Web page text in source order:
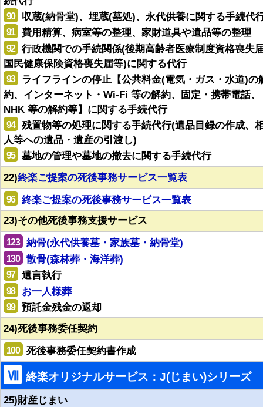
90 収蔵(納骨堂)、埋蔵(墓処)、永代供養に関する手続代
91 費用精算、病室等の整理、家財道具や遺品等の整理
92
行政機関での手続関係(後期高齢者医療制度資格喪失
国民健康保険資格喪失届等)に関する代行
93
ライフラインの停止【公共料金(電気・ガス・水道)の
約、インターネット・Wi-Fi 等の解約、固定・携帯電話、
NHK 等の解約等】に関する手続代行
94
残置物等の処理に関する手続代行(遺品目録の作成、
人等への遺品・遺産の引渡し)
95
墓地の管理や墓地の撤去に関する手続代行
22)終楽ご提案の死後事務サービス一覧表
96
終楽ご提案の死後事務サービス一覧表
23)その他死後事務支援サービス
123 納骨(永代供養墓・家族墓・納骨堂)
130 散骨(森林葬・海洋葬)
97 遺言執行
98 お一人様葬
99
預託金残金の返却
24)死後事務委任契約
100 死後事務委任契約書作成
Ⅶ 終楽オリジナルサービス：J(じまい)シリーズ
25)財産じまい